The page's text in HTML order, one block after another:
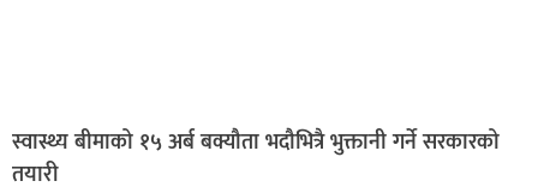
स्वास्थ्य बीमाको १५ अर्ब बक्यौता भदौभित्रै भुक्तानी गर्ने सरकारको
तयारी